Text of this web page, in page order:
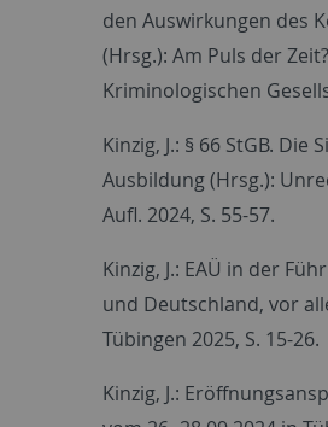
den Auswirkungen des
(Hrsg.): Am Puls der
Kriminologischen
Kinzig, J.: § 66 StGB.
Ausbildung (Hrsg.):
Aufl. 2024, S. 55-57.
Kinzig, J.: EAÜ in der
und Deutschland, vor
Tübingen 2025, S. 15-26.
Kinzig, J.: